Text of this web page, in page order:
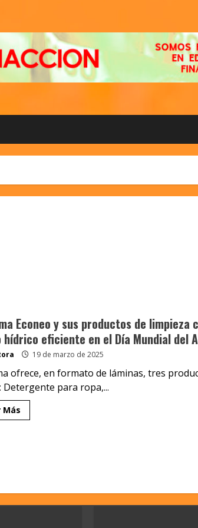
Econeo y sus productos de limpieza
hídrico eficiente en el Día Mundial del
19 de marzo de 2025
ofrece, en formato de láminas, tres
Detergente para ropa,...
Más